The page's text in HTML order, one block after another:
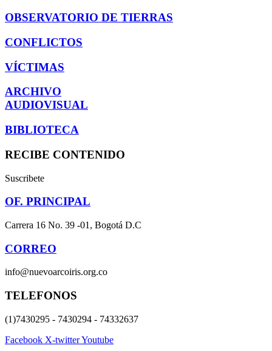
OBSERVATORIO DE TIERRAS
CONFLICTOS
VÍCTIMAS
ARCHIVO
AUDIOVISUAL
BIBLIOTECA
RECIBE CONTENIDO
Suscribete
OF. PRINCIPAL
Carrera 16 No. 39 -01, Bogotá D.C
CORREO
info@nuevoarcoiris.org.co
TELEFONOS
(1)7430295 - 7430294 - 74332637
Facebook X-twitterYoutube